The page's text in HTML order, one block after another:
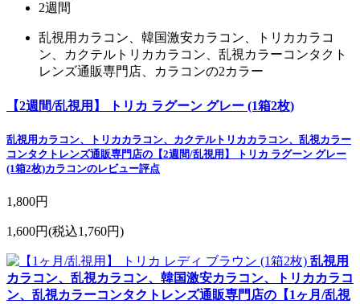
2週間
乱視用カラコン、韓国激安カラコン、トリカカラコ
ン、カクテルトリカカラコン、乱視カラーコンタクト
レンズ通販専門店、カラコンの2カラー
【2週間/乱視用】 トリカ ラグーン グレー (1箱2枚)
乱視用カラコン、トリカカラコン、カクテルトリカカラコン、乱視カラー
コンタクトレンズ通販専門店の【2週間/乱視用】 トリカ ラグーン グレー
(1箱2枚)カラコンのレビュー評点
1,800円
1,600円(税込1,760円)
乱視用
カラコン、乱視カラコン、韓国激安カラコン、トリカカラコ
ン、乱視カラーコンタクトレンズ通販専門店の【1ヶ月/乱視